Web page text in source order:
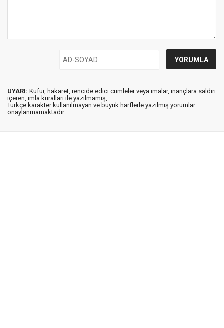
UYARI: Küfür, hakaret, rencide edici cümleler veya imalar, inançlara saldırı
içeren, imla kuralları ile yazılmamış,
Türkçe karakter kullanılmayan ve büyük harflerle yazılmış yorumlar
onaylanmamaktadır.